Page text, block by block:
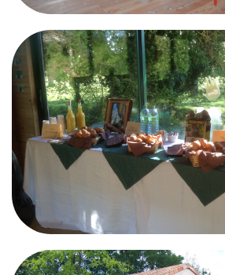
Nombre de participants
Besoin d'hébergement ?
Besoin de restauration ?